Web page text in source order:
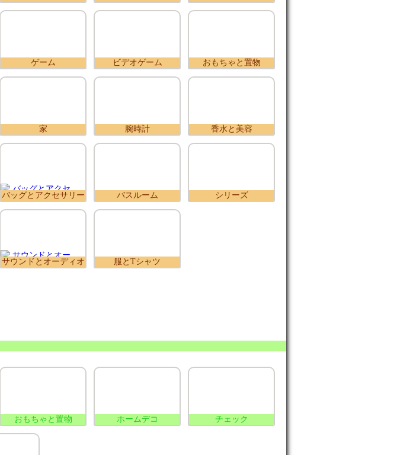
ゲーム ビデオゲーム おもちゃと置物
家 腕時計 香水と美容
バッグとアクセサリー バスルーム シリーズ
サウンドとオーディオ 服とTシャツ
おもちゃと置物 ホームデコ チェック